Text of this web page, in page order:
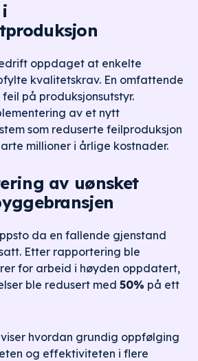
oppdaget at enkelte
kvalitetskrav. En omfattende
på produksjonsutstyr.
av et nytt
som reduserte feilproduksjon
millioner i årlige kostnader.
av uønsket
da en fallende gjenstand
Etter rapportering ble
for arbeid i høyden oppdatert,
ble redusert med 50% på ett
viser hvordan grundig oppfølging
og effektiviteten i flere